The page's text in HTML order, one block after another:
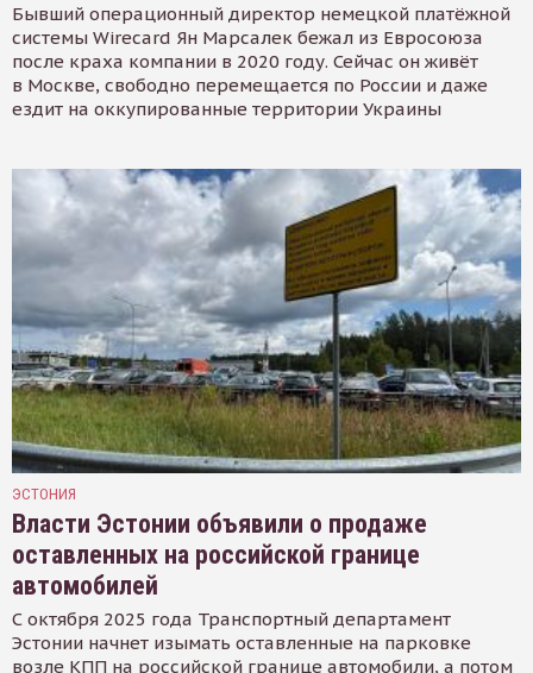
Бывший операционный директор немецкой платёжной
системы Wirecard Ян Марсалек бежал из Евросоюза
после краха компании в 2020 году. Сейчас он живёт
в Москве, свободно перемещается по России и даже
ездит на оккупированные территории Украины
ЭСТОНИЯ
Власти Эстонии объявили о продаже
оставленных на российской границе
автомобилей
С октября 2025 года Транспортный департамент
Эстонии начнет изымать оставленные на парковке
возле КПП на российской границе автомобили, а потом